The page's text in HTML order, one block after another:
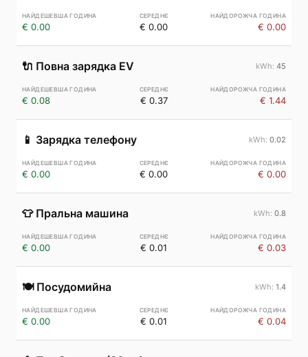
€ 0.00 € 0.00 € 0.00
🔌 Повна зарядка EV 45
€ 0.08 € 0.37 € 1.44
📱 Зарядка телефону 0.02
€ 0.00 € 0.00 € 0.00
👕 Пральна машина 0.8
€ 0.00 € 0.01 € 0.03
🍽️ Посудомийна 1.4
€ 0.00 € 0.01 € 0.04